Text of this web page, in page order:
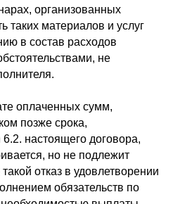
организованных
таких материалов и услуг
в состав расходов
не
оплаченных сумм,
позже срока,
настоящего договора,
но не подлежит
отказ в удовлетворении
обязательств по